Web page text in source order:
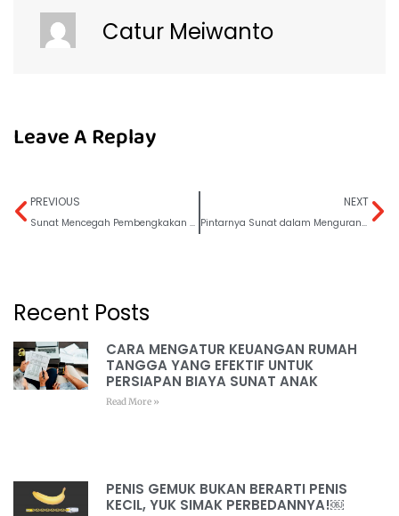
Catur Meiwanto
Leave A Replay
PREVIOUS
Sunat Mencegah Pembengkakan Kulup Akibat Gesekan Pakaian
NEXT
Pintarnya Sunat dalam Mengurangi Risiko Infeksi Jamur
Recent Posts
CARA MENGATUR KEUANGAN RUMAH
TANGGA YANG EFEKTIF UNTUK
PERSIAPAN BIAYA SUNAT ANAK
Read More »
PENIS GEMUK BUKAN BERARTI PENIS
KECIL, YUK SIMAK PERBEDANNYA!￼